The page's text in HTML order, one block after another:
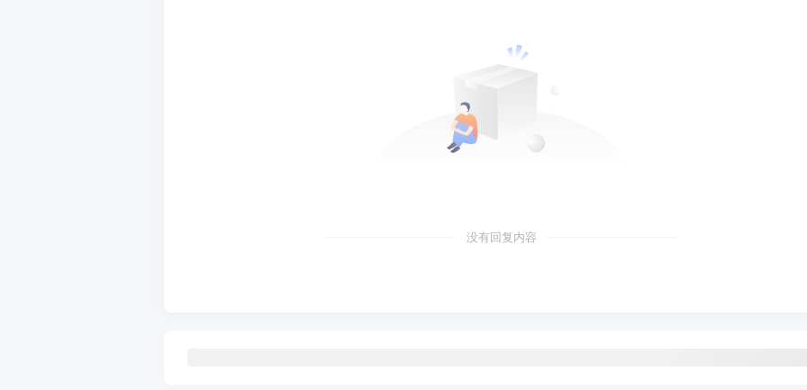
没有回复内容